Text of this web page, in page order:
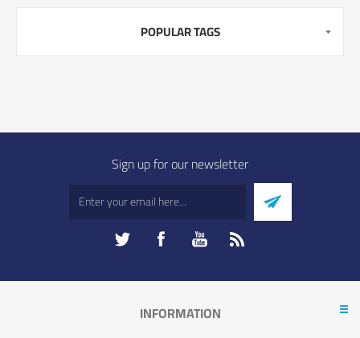
POPULAR TAGS
Sign up for our newsletter
INFORMATION